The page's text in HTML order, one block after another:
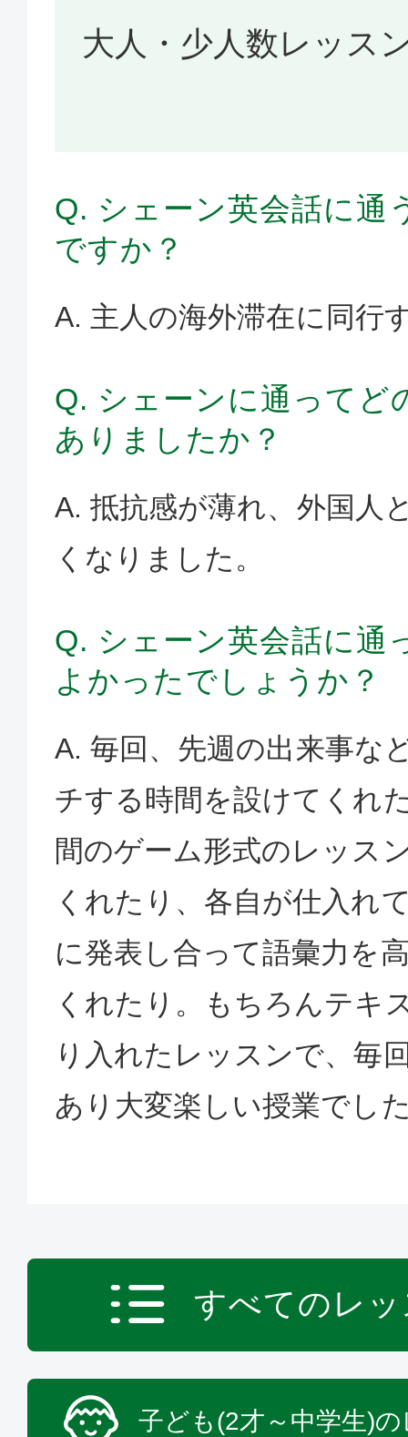
大人・少人数レッス
Q. シェーン英会話に通
ですか？
A. 主人の海外滞在に同行
Q. シェーンに通ってど
ありましたか？
A. 抵抗感が薄れ、外国人
くなりました。
Q. シェーン英会話に通
よかったでしょうか？
A. 毎回、先週の出来事な
チする時間を設けてくれ
間のゲーム形式のレッス
くれたり、各自が仕入れ
に発表し合って語彙力を
くれたり。もちろんテキ
り入れたレッスンで、毎
あり大変楽しい授業でし
すべてのレ
子ども(2才～中学生)